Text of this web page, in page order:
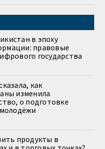
в эпоху
правовые
государства
как
изменила
о подготовке
продукты в